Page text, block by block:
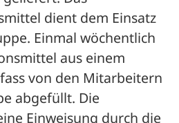
dient dem Einsatz
Einmal wöchentlich
aus einem
von den Mitarbeitern
abgefüllt. Die
Einweisung durch die